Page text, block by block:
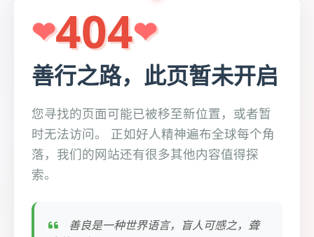
404
善行之路，此页暂未开启
您寻找的页面可能已被移至新位置，或者暂
时无法访问。 正如好人精神遍布全球每个角
落，我们的网站还有很多其他内容值得探
索。
善良是一种世界语言，盲人可感之，聋